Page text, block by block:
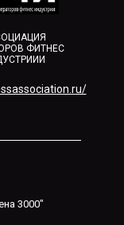
ФИТНЕС
3000"